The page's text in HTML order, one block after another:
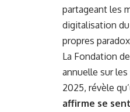
partageant les
digitalisation
propres
La Fondation
annuelle sur
2025, révèle qu’
affirme se